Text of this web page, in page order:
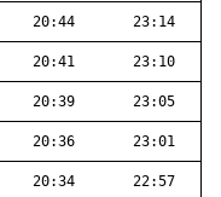
20:44 23:14
20:41 23:10
20:39 23:05
20:36 23:01
20:34 22:57